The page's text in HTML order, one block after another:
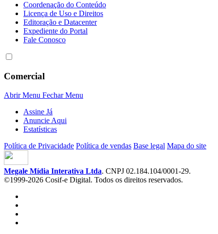
Coordenação do Conteúdo
Licença de Uso e Direitos
Editoração e Datacenter
Expediente do Portal
Fale Conosco
Comercial
Abrir Menu Fechar Menu
Assine Já
Anuncie Aqui
Estatísticas
Política de Privacidade Política de vendas Base legal Mapa do site
Megale Mídia Interativa Ltda. CNPJ 02.184.104/0001-29.
©1999-2026 Cosif-e Digital. Todos os direitos reservados.